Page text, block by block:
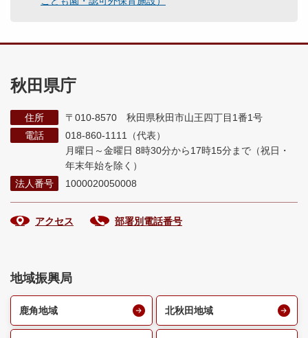
秋田県庁
住所
〒010-8570 秋田県秋田市山王四丁目1番1号
電話
018-860-1111（代表）
月曜日～金曜日 8時30分から17時15分まで （祝日・
年末年始を除く）
法人番号
1000020050008
アクセス 部署別電話番号
地域振興局
鹿角地域 北秋田地域